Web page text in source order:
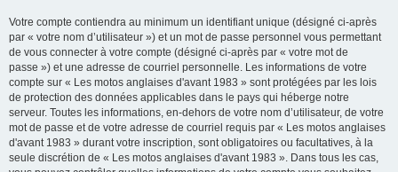
Votre compte contiendra au minimum un identifiant unique (désigné ci-après
par « votre nom d’utilisateur ») et un mot de passe personnel vous permettant
de vous connecter à votre compte (désigné ci-après par « votre mot de
passe ») et une adresse de courriel personnelle. Les informations de votre
compte sur « Les motos anglaises d'avant 1983 » sont protégées par les lois
de protection des données applicables dans le pays qui héberge notre
serveur. Toutes les informations, en-dehors de votre nom d’utilisateur, de votre
mot de passe et de votre adresse de courriel requis par « Les motos anglaises
d'avant 1983 » durant votre inscription, sont obligatoires ou facultatives, à la
seule discrétion de « Les motos anglaises d'avant 1983 ». Dans tous les cas,